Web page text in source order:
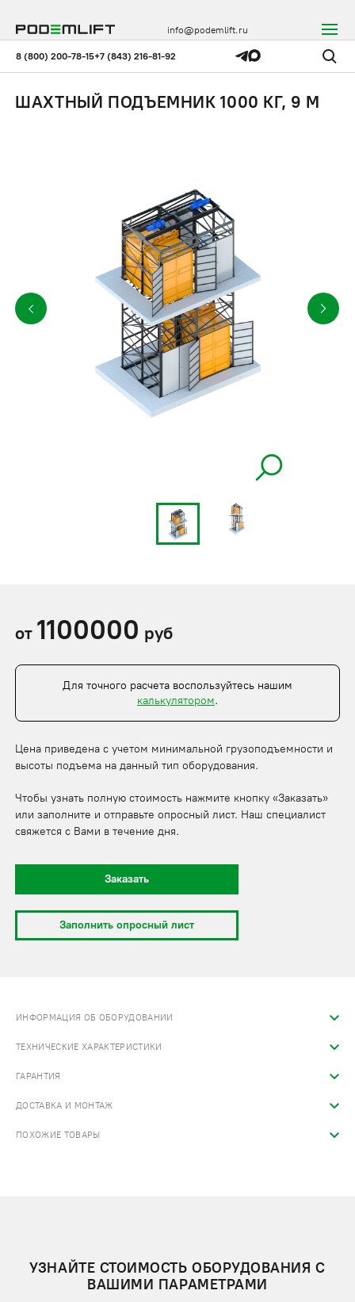
8 (800) 200-78-15+7 (843) 216-81-92
info@podemlift.ru
ШАХТНЫЙ ПОДЪЕМНИК 1000 КГ, 9 М
от 1100000 руб
Для точного расчета воспользуйтесь нашим
калькулятором.
Цена приведена с учетом минимальной грузоподъемности и
высоты подъема на данный тип оборудования.
Чтобы узнать полную стоимость нажмите кнопку «Заказать»
или заполните и отправьте опросный лист. Наш специалист
свяжется с Вами в течение дня.
Заказать
Заполнить опросный лист
ИНФОРМАЦИЯ ОБ ОБОРУДОВАНИИ
ТЕХНИЧЕСКИЕ ХАРАКТЕРИСТИКИ
ГАРАНТИЯ
ДОСТАВКА И МОНТАЖ
ПОХОЖИЕ ТОВАРЫ
УЗНАЙТЕ СТОИМОСТЬ ОБОРУДОВАНИЯ С
ВАШИМИ ПАРАМЕТРАМИ